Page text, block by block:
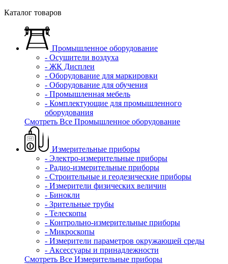
Каталог товаров
Промышленное оборудование
- Осушители воздуха
- ЖК Дисплеи
- Оборудование для маркировки
- Оборудование для обучения
- Промышленная мебель
- Комплектующие для промышленного
оборудования
Смотреть Все Промышленное оборудование
Измерительные приборы
- Электро-измерительные приборы
- Радио-измерительные приборы
- Строительные и геодезические приборы
- Измерители физических величин
- Бинокли
- Зрительные трубы
- Телескопы
- Контрольно-измерительные приборы
- Микроскопы
- Измерители параметров окружающей среды
- Аксессуары и принадлежности
Смотреть Все Измерительные приборы